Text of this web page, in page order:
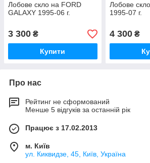
Лобове скло на FORD
GALAXY 1995-06 г.
3 300 ₴
Купити
Лобове
1995-07 г.
4 300₴
Про нас
Рейтинг не сформований
Менше 5 відгуків за останній рік
Працює з 17.02.2013
м. Київ
ул. Киквидзе, 45, Київ, Україна